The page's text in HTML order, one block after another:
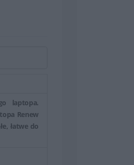
laptopa.
Renew
łatwe do